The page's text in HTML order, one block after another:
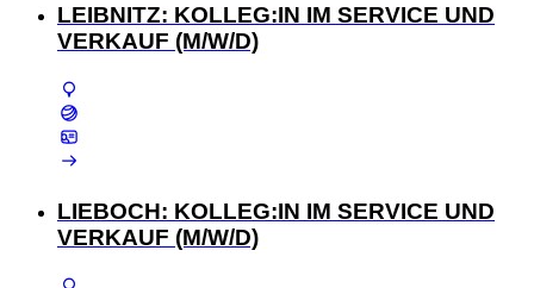
LEIBNITZ: KOLLEG:IN IM SERVICE UND
VERKAUF (M/W/D)
LIEBOCH: KOLLEG:IN IM SERVICE UND
VERKAUF (M/W/D)